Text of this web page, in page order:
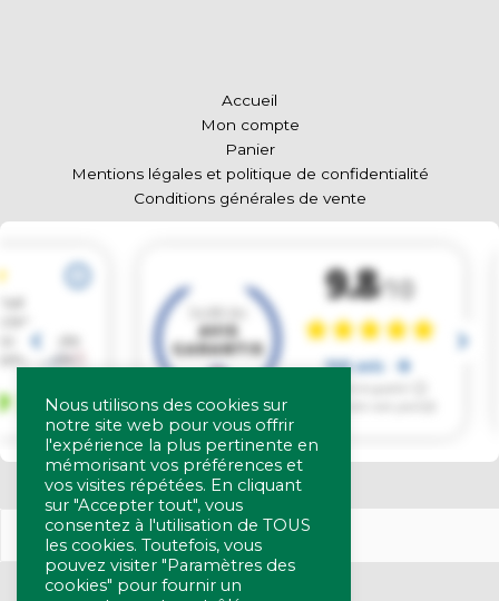
Accueil
Mon compte
Panier
Mentions légales et politique de confidentialité
Conditions générales de vente
Nous utilisons des cookies sur
notre site web pour vous offrir
l'expérience la plus pertinente en
mémorisant vos préférences et
vos visites répétées. En cliquant
sur "Accepter tout", vous
consentez à l'utilisation de TOUS
les cookies. Toutefois, vous
pouvez visiter "Paramètres des
cookies" pour fournir un